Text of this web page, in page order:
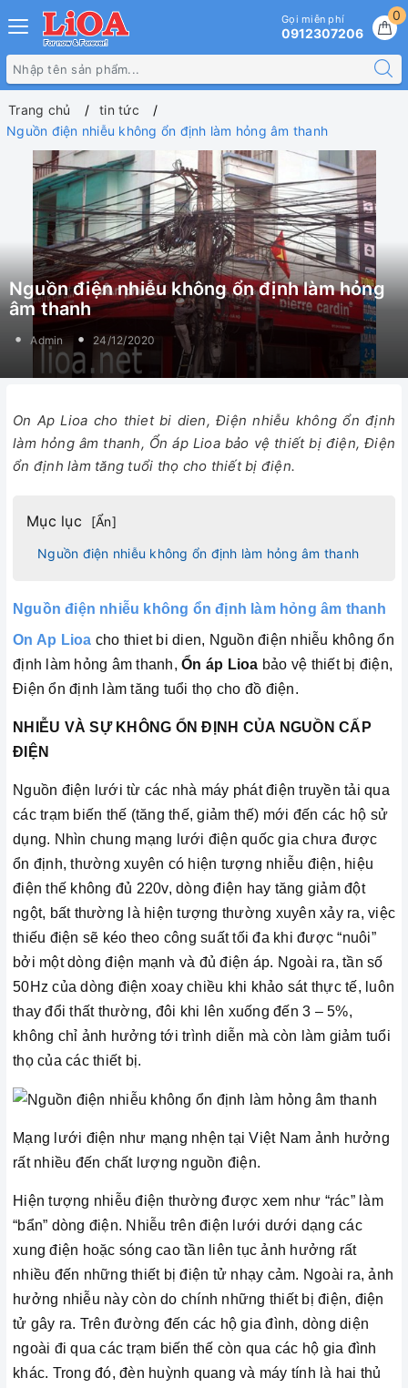
0
Gọi miễn phí
0912307206
Trang chủ
tin tức
Nguồn điện nhiễu không ổn định làm hỏng âm thanh
Nguồn điện nhiễu không ổn định làm hỏng
âm thanh
Admin 24/12/2020
On Ap Lioa cho thiet bi dien, Điện nhiễu không ổn định
làm hỏng âm thanh, Ổn áp Lioa bảo vệ thiết bị điện, Điện
ổn định làm tăng tuổi thọ cho thiết bị điện.
Mục lục [Ẩn]
Nguồn điện nhiễu không ổn định làm hỏng âm thanh
Nguồn điện nhiễu không ổn định làm hỏng âm thanh
On Ap Lioa cho thiet bi dien, Nguồn điện nhiễu không ổn
định làm hỏng âm thanh, Ổn áp Lioa bảo vệ thiết bị điện,
Điện ổn định làm tăng tuổi thọ cho đồ điện.
NHIỄU VÀ SỰ KHÔNG ỔN ĐỊNH CỦA NGUỒN CẤP
ĐIỆN
Nguồn điện lưới từ các nhà máy phát điện truyền tải qua
các trạm biến thế (tăng thế, giảm thế) mới đến các hộ sử
dụng. Nhìn chung mạng lưới điện quốc gia chưa được
ổn định, thường xuyên có hiện tượng nhiễu điện, hiệu
điện thế không đủ 220v, dòng điện hay tăng giảm đột
ngột, bất thường là hiện tượng thường xuyên xảy ra, việc
thiếu điện sẽ kéo theo công suất tối đa khi được “nuôi”
bởi một dòng điện mạnh và đủ điện áp. Ngoài ra, tần số
50Hz của dòng điện xoay chiều khi khảo sát thực tế, luôn
thay đổi thất thường, đôi khi lên xuống đến 3 – 5%,
không chỉ ảnh hưởng tới trình diễn mà còn làm giảm tuổi
thọ của các thiết bị.
Mạng lưới điện như mạng nhện tại Việt Nam ảnh hưởng
rất nhiều đến chất lượng nguồn điện.
Hiện tượng nhiễu điện thường được xem như “rác” làm
“bẩn” dòng điện. Nhiễu trên điện lưới dưới dạng các
xung điện hoặc sóng cao tần liên tục ảnh hưởng rất
nhiều đến những thiết bị điện tử nhạy cảm. Ngoài ra, ảnh
hưởng nhiễu này còn do chính những thiết bị điện, điện
tử gây ra. Trên đường đến các hộ gia đình, dòng diện
ngoài đi qua các trạm biến thế còn qua các hộ gia đình
khác. Trong đó, đèn huỳnh quang và máy tính là hai thủ